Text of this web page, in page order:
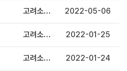
고려소프트웨어, SOC BIM 플랫폼 'KaceBIM' GS인증 획득 2022-05-06
고려소프트웨어 스마트 건설 사업단 합류 2022-01-25
고려소프트웨어 , 'SOC BIM Platform KaceBIM v1.0' GS인증 1등급 획득 2022-01-24